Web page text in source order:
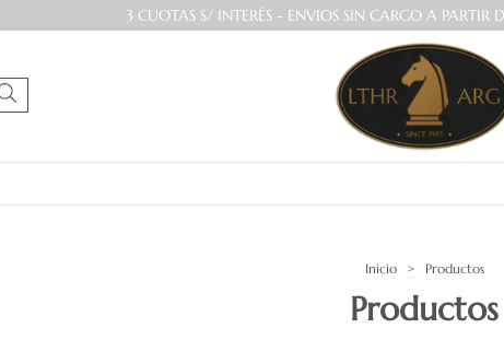
3 CUOTAS S/ INTERÉS - ENVIOS SIN CARGO A
Inicio > Productos
Productos